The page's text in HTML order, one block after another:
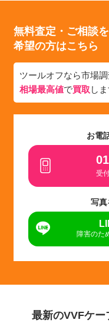
無料査定・ご相談を
希望の方はこちら
ツールオフなら市場
相場最高値で買取 しま
お電
受
写真
障害のた
最新のVVFケー